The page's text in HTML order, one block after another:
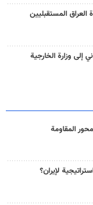
العراق المستقبليين
إلى وزارة الخارجية
المقاومة
لإيران؟